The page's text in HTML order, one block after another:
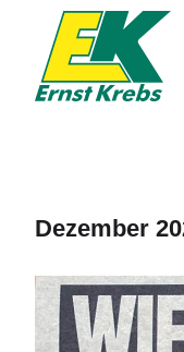
springen
Dezember
Zeige
grösseres
Bild